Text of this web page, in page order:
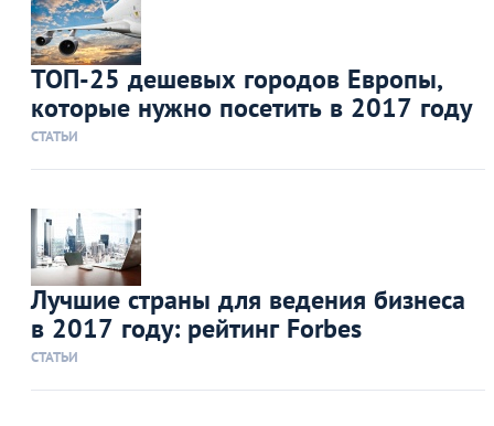
ТОП-25 дешевых городов Европы,
которые нужно посетить в 2017 году
СТАТЬИ
Лучшие страны для ведения бизнеса
в 2017 году: рейтинг Forbes
СТАТЬИ